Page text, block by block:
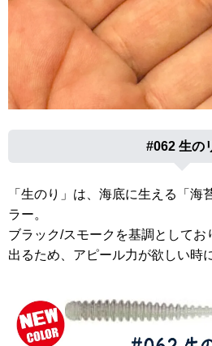
#062 生の
「生のり」は、海底に生える「海
ラー。
ブラック/スモークを基調としてお
出るため、アピール力が欲しい時